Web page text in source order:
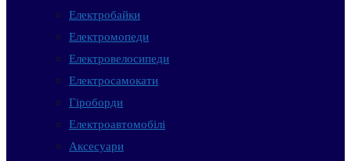
Електробайки
Електромопеди
Електровелосипеди
Електросамокати
Гіроборди
Електроавтомобілі
Аксесуари